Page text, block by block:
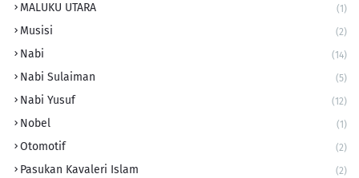
MALUKU UTARA (1)
Musisi (2)
Nabi (14)
Nabi Sulaiman (5)
Nabi Yusuf (12)
Nobel (1)
Otomotif (2)
Pasukan Kavaleri Islam (2)